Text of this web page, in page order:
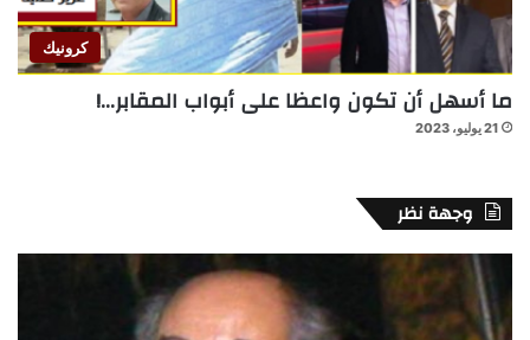
كرونيك
ما أسهل أن تكون واعظا على أبواب المقابر…!
21 يوليو، 2023
وجهة نظر